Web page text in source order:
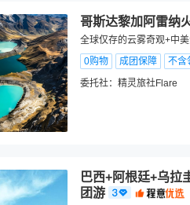
哥斯达黎加阿雷纳
全球仅存的云雾奇观+中
0购物
成团保障
不含
委托社： 精灵旅社Flare
巴西+阿根廷+乌拉
团游